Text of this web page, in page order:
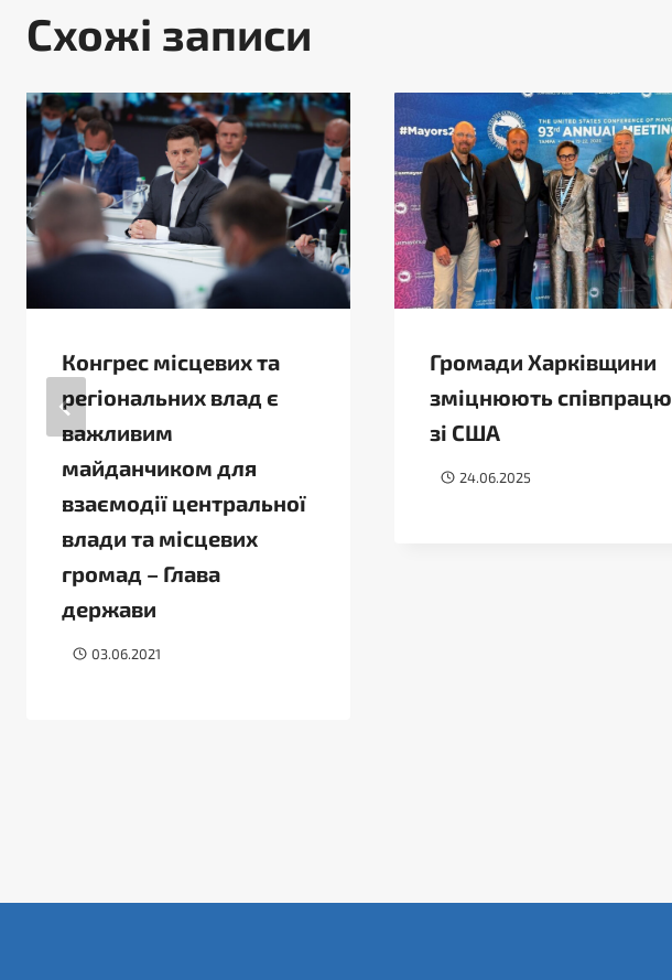
Схожі записи
Конгрес місцевих та
регіональних влад є
важливим
майданчиком для
взаємодії центральної
влади та місцевих
громад – Глава
держави
03.06.2021
Громади Харківщини
зміцнюють співпрацю
зі США
24.06.2025